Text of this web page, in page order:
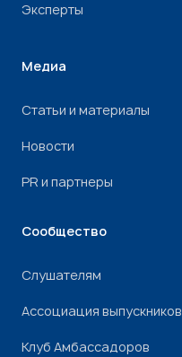
Эксперты
Медиа
Статьи и материалы
Новости
PR и партнеры
Сообщество
Слушателям
Ассоциация выпускников
Клуб Амбассадоров